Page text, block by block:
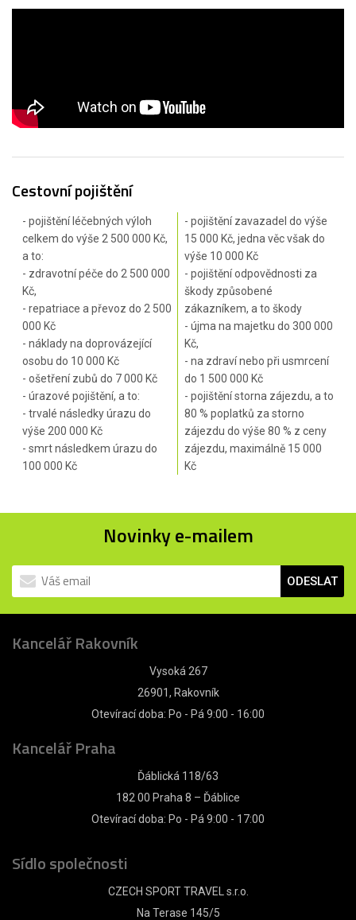
Cestovní pojištění
- pojištění léčebných výloh
celkem do výše 2 500 000 Kč,
a to:
- zdravotní péče do 2 500 000
Kč,
- repatriace a převoz do 2 500
000 Kč
- náklady na doprovázející
osobu do 10 000 Kč
- ošetření zubů do 7 000 Kč
- úrazové pojištění, a to:
- trvalé následky úrazu do
výše 200 000 Kč
- smrt následkem úrazu do
100 000 Kč
- pojištění zavazadel do výše
15 000 Kč, jedna věc však do
výše 10 000 Kč
- pojištění odpovědnosti za
škody způsobené
zákazníkem, a to škody
- újma na majetku do 300 000
Kč,
- na zdraví nebo při usmrcení
do 1 500 000 Kč
- pojištění storna zájezdu, a to
80 % poplatků za storno
zájezdu do výše 80 % z ceny
zájezdu, maximálně 15 000
Kč
Novinky e-mailem
ODESLAT
Kancelář Rakovník
Vysoká 267
26901, Rakovník
Otevírací doba: Po - Pá 9:00 - 16:00
Kancelář Praha
Ďáblická 118/63
182 00 Praha 8 – Ďáblice
Otevírací doba: Po - Pá 9:00 - 17:00
Sídlo společnosti
CZECH SPORT TRAVEL s.r.o.
Na Terase 145/5